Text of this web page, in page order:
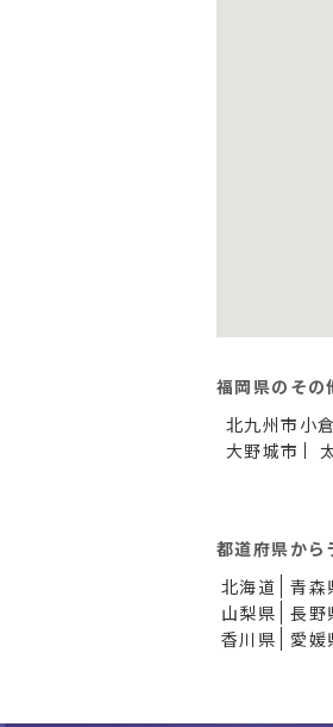
福岡県のその
北九州市小
大野城市
都道府県から
北海道
青森
山梨県
長野
香川県
愛媛